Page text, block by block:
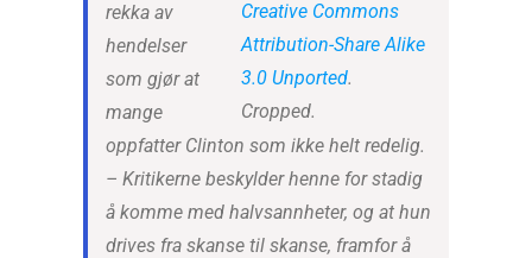
Creative Commons
Attribution-Share Alike
3.0 Unported.
Cropped.
rekka av
hendelser
som gjør at
mange
oppfatter Clinton som ikke helt redelig.
– Kritikerne beskylder henne for stadig
å komme med halvsannheter, og at hun
drives fra skanse til skanse, framfor å